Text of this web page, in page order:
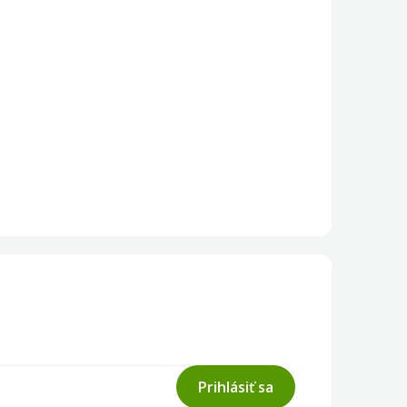
Prihlásiť sa